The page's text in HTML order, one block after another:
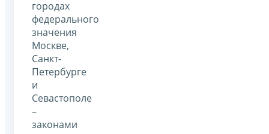
городах
федерального
значения
Москве,
Санкт-
Петербурге
и
Севастополе
–
законами